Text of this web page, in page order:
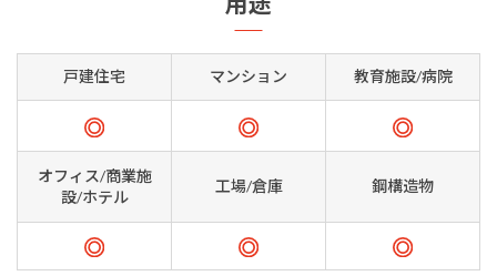
戸建住宅 マンション 教育施設/病院
オフィス/商業施
設/ホテル
工場/倉庫 鋼構造物